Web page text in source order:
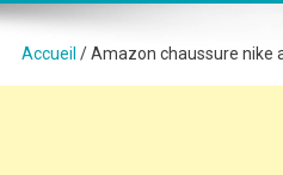
Accueil / Amazon chaussure nike